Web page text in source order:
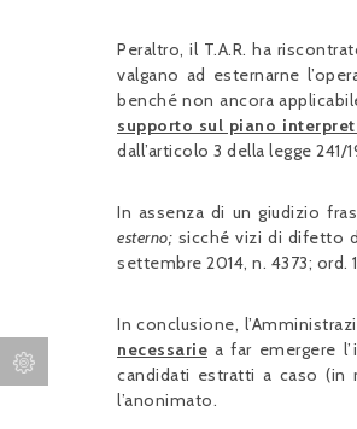
Peraltro, il T.A.R. ha
valgano ad esternarne
benché non ancora
supporto sul piano
dall’articolo 3 della legge 241/
In assenza di un giudizio
esterno; sicché vizi di difetto
settembre 2014, n. 4373; ord.
In conclusione,
necessarie a far emergere
candidati estratti a caso (in
l’anonimato.